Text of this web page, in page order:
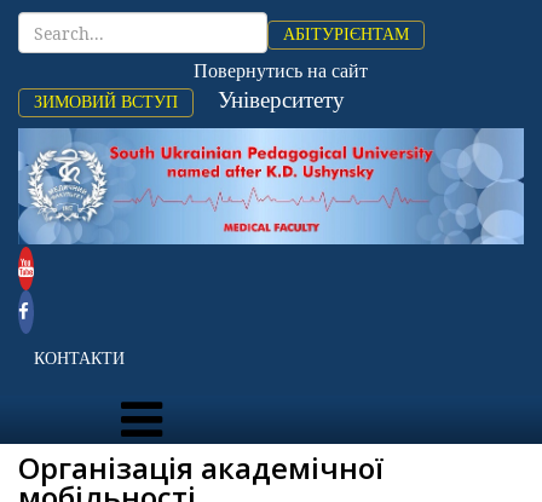
АБІТУРІЄНТАМ
ЗИМОВИЙ ВСТУП
Повернутись на сайт
Університету
КОНТАКТИ
Організація академічної